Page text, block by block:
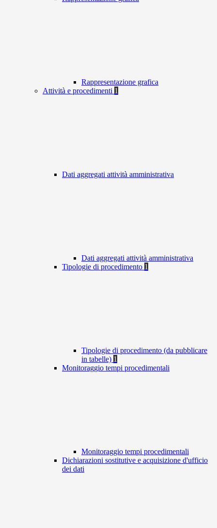
Rappresentazione grafica
Attività e procedimenti 1
Dati aggregati attività amministrativa
Dati aggregati attività amministrativa
Tipologie di procedimento 1
Tipologie di procedimento (da pubblicare
in tabelle) 1
Monitoraggio tempi procedimentali
Monitoraggio tempi procedimentali
Dichiarazioni sostitutive e acquisizione d'ufficio
dei dati